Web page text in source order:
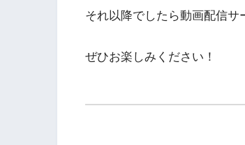
それ以降でしたら動画配信サ
ぜひお楽しみください！